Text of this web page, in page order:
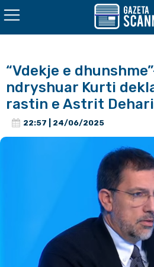
“Vdekje e
ndryshuar Kurti
rastin e Astrit
22:57 | 24/06/2025